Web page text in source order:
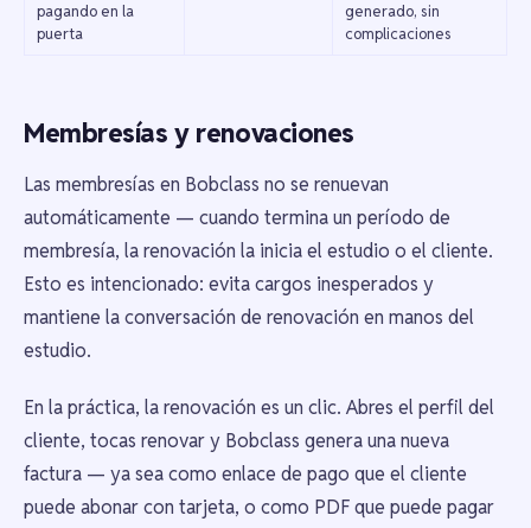
pagando en la
puerta
generado, sin
complicaciones
Membresías y renovaciones
Las membresías en Bobclass no se renuevan
automáticamente — cuando termina un período de
membresía, la renovación la inicia el estudio o el cliente.
Esto es intencionado: evita cargos inesperados y
mantiene la conversación de renovación en manos del
estudio.
En la práctica, la renovación es un clic. Abres el perfil del
cliente, tocas renovar y Bobclass genera una nueva
factura — ya sea como enlace de pago que el cliente
puede abonar con tarjeta, o como PDF que puede pagar